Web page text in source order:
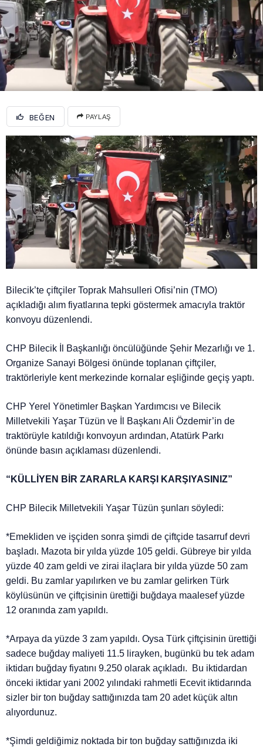
BEĞEN PAYLAŞ
Bilecik’te çiftçiler Toprak Mahsulleri Ofisi’nin (TMO)
açıkladığı alım fiyatlarına tepki göstermek amacıyla traktör
konvoyu düzenlendi.
CHP Bilecik İl Başkanlığı öncülüğünde Şehir Mezarlığı ve 1.
Organize Sanayi Bölgesi önünde toplanan çiftçiler,
traktörleriyle kent merkezinde kornalar eşliğinde geçiş yaptı.
CHP Yerel Yönetimler Başkan Yardımcısı ve Bilecik
Milletvekili Yaşar Tüzün ve İl Başkanı Ali Özdemir’in de
traktörüyle katıldığı konvoyun ardından, Atatürk Parkı
önünde basın açıklaması düzenlendi.
“KÜLLİYEN BİR ZARARLA KARŞI KARŞIYASINIZ”
CHP Bilecik Milletvekili Yaşar Tüzün şunları söyledi:
*Emekliden ve işçiden sonra şimdi de çiftçide tasarruf devri
başladı. Mazota bir yılda yüzde 105 geldi. Gübreye bir yılda
yüzde 40 zam geldi ve zirai ilaçlara bir yılda yüzde 50 zam
geldi. Bu zamlar yapılırken ve bu zamlar gelirken Türk
köylüsünün ve çiftçisinin ürettiği buğdaya maalesef yüzde
12 oranında zam yapıldı.
*Arpaya da yüzde 3 zam yapıldı. Oysa Türk çiftçisinin ürettiği
sadece buğday maliyeti 11.5 lirayken, bugünkü bu tek adam
iktidarı buğday fiyatını 9.250 olarak açıkladı. Bu iktidardan
önceki iktidar yani 2002 yılındaki rahmetli Ecevit iktidarında
sizler bir ton buğday sattığınızda tam 20 adet küçük altın
alıyordunuz.
*Şimdi geldiğimiz noktada bir ton buğday sattığınızda iki